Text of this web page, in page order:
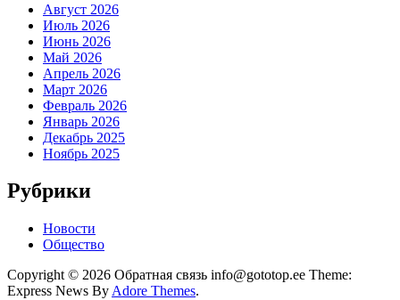
Август 2026
Июль 2026
Июнь 2026
Май 2026
Апрель 2026
Март 2026
Февраль 2026
Январь 2026
Декабрь 2025
Ноябрь 2025
Рубрики
Новости
Общество
Copyright © 2026 Обратная связь info@gototop.ee Theme:
Express News By Adore Themes.